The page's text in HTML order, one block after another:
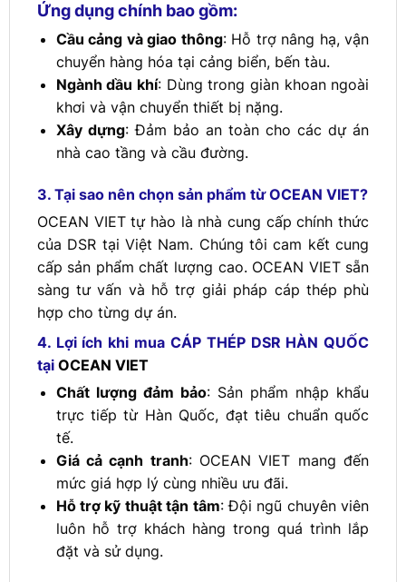
Ứng dụng chính bao gồm:
Cầu cảng và giao thông: Hỗ trợ nâng hạ, vận
chuyển hàng hóa tại cảng biển, bến tàu.
Ngành dầu khí: Dùng trong giàn khoan ngoài
khơi và vận chuyển thiết bị nặng.
Xây dựng: Đảm bảo an toàn cho các dự án
nhà cao tầng và cầu đường.
3. Tại sao nên chọn sản phẩm từ OCEAN VIET?
OCEAN VIET tự hào là nhà cung cấp chính thức
của DSR tại Việt Nam. Chúng tôi cam kết cung
cấp sản phẩm chất lượng cao. OCEAN VIET sẵn
sàng tư vấn và hỗ trợ giải pháp cáp thép phù
hợp cho từng dự án.
4. Lợi ích khi mua CÁP THÉP DSR HÀN QUỐC
tại OCEAN VIET
Chất lượng đảm bảo: Sản phẩm nhập khẩu
trực tiếp từ Hàn Quốc, đạt tiêu chuẩn quốc
tế.
Giá cả cạnh tranh: OCEAN VIET mang đến
mức giá hợp lý cùng nhiều ưu đãi.
Hỗ trợ kỹ thuật tận tâm: Đội ngũ chuyên viên
luôn hỗ trợ khách hàng trong quá trình lắp
đặt và sử dụng.